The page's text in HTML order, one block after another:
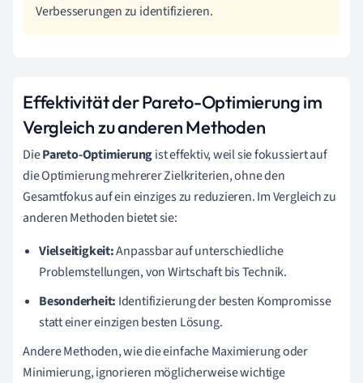
Verbesserungen zu identifizieren.
Effektivität der Pareto-Optimierung im
Vergleich zu anderen Methoden
DiePareto-Optimierungist effektiv, weil sie fokussiert auf
die Optimierung mehrerer Zielkriterien, ohne den
Gesamtfokus auf ein einziges zu reduzieren. Im Vergleich zu
anderen Methoden bietet sie:
Vielseitigkeit:Anpassbar auf unterschiedliche
Problemstellungen, von Wirtschaft bis Technik.
Besonderheit: Identifizierung der besten Kompromisse
statt einer einzigen besten Lösung.
Andere Methoden, wie die einfache Maximierung oder
Minimierung, ignorieren möglicherweise wichtige